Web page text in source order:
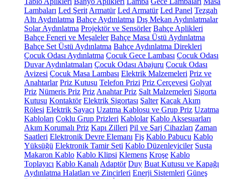
Lambaları Led Şerit Armatür Led Armatür Led Panel Tezgah
Altı Aydınlatma Bahçe Aydınlatma Dış Mekan Aydınlatmalar
Solar Aydınlatma Projektör ve Sensörler Bahçe Aplikleri
Bahçe Feneri ve Meşaleler Bahçe Masa Üstü Aydınlatma
Bahçe Set Üstü Aydınlatma Bahçe Aydınlatma Direkleri
Çocuk Odası Aydınlatma Çocuk Gece Lambası Çocuk Odası
Duvar Aydınlatmaları Çocuk Odası Abajuru Çocuk Odası
Avizesi Çocuk Masa Lambası Elektrik Malzemeleri Priz ve
Anahtarlar Priz Kutusu Telefon Prizi Priz Çerçevesi Golyat
Priz Nümeris Priz Priz Anahtar Priz Şalt Malzemeleri Sigorta
Kutusu Kontaktör Elektrik Sigortası Şalter Kaçak Akım
Rölesi Elektrik Sayacı Uzatma Kablosu ve Grup Priz Uzatma
Kabloları Çoklu Grup Prizleri Kablolar Kablo Aksesuarları
Akım Korumalı Priz Kapı Zilleri Pil ve Şarj Cihazları Zaman
Saatleri Elektronik Devre Elemanı Fiş Kablo Pabucu Kablo
Yüksüğü Elektronik Tamir Seti Kablo Düzenleyiciler Susta
Makaron Kablo Kablo Klipsi Klemens Kroşe Kablo
Toplayıcı Kablo Kanalı Adaptör Duy Buat Kutusu ve Kapağı
Aydınlatma Halatları ve Zincirleri Enerji Sistemleri Güneş